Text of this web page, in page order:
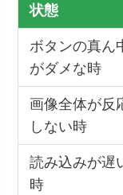
状態
ボタンの真ん
がダメな時
画像全体が反
しない時
読み込みが遅
時